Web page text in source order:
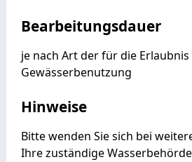
Bearbeitungsdauer
je nach Art der für die
Gewässerbenutzung
Hinweise
Bitte wenden Sie sich bei
Ihre zuständige